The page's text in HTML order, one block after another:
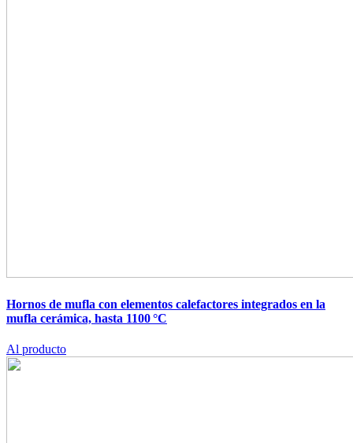
Hornos de mufla con elementos calefactores integrados en la
mufla cerámica, hasta 1100 °C
Al producto